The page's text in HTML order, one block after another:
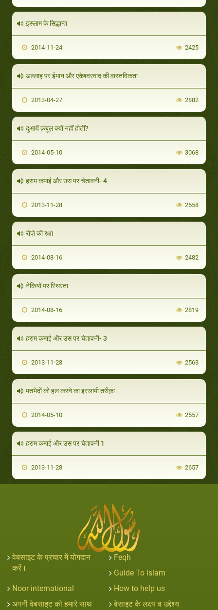
इस्लाम के सिद्धान्त
2014-11-24 2425
अल्लाह पर ईमान और एकेश्वरवाद की वास्तविकता
2013-04-27 2882
दुआयें क़बूल क्यों नहीं होतीं?
2014-05-10 3068
हराम कमाई और उस पर चेतावनी- 4
2013-11-28 2558
रोज़े की रक्षा
2014-08-16 2482
नेकियों पर स्थिरता
2014-08-16 2819
हराम कमाई और उस पर चेतावनी- 3
2013-11-28 2563
मतभेदों को हल करने का इस्लामी तरीक़ा
2014-05-10 2557
हराम कमाई और उस पर चेतावनी 1
2013-11-28 2657
वेबसाइट के प्रचार में योगदान
करें।
Feqh
Guide To islam
Noor international
How to help us
अपनी वेबसाइट को हमारे साथ
वेसाइट के लक्ष्य व उद्देश्य